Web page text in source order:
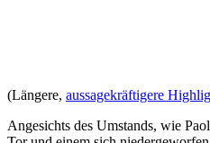
(Längere, aussagekräftigere
Angesichts des Umstands, wie